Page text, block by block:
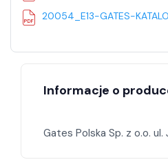
20054_E13-GATES-
Informacje o